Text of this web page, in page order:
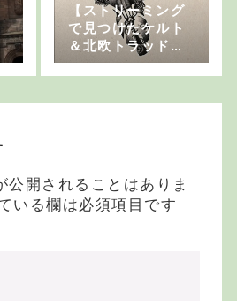
【ストリーミング
で見つけたケルト
＆北欧トラッド系
音楽 vol.10】ニッ
ケルハルパとアイ
公開されることはありま
いる欄は必須項目です